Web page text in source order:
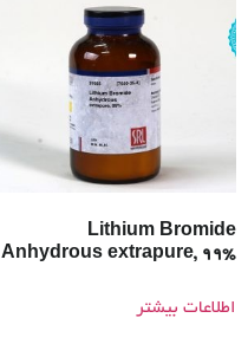
Lithium Bromide
Anhydrous extrapure, 99%
اطلاعات بیشتر